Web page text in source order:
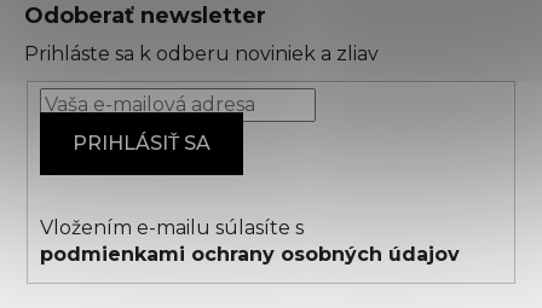
Odoberať newsletter
Prihláste sa k odberu noviniek a zliav
PRIHLÁSIŤ SA
Vložením e-mailu súlasíte s
podmienkami ochrany osobných údajov